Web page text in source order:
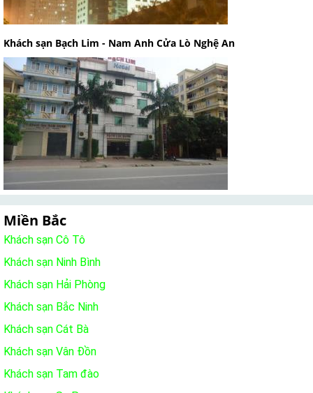
Khách sạn Bạch Lim - Nam Anh Cửa Lò Nghệ An
Miền Bắc
Khách sạn Cô Tô
Khách sạn Ninh Bình
Khách sạn Hải Phòng
Khách sạn Bắc Ninh
Khách sạn Cát Bà
Khách sạn Vân Đồn
Khách sạn Tam đào